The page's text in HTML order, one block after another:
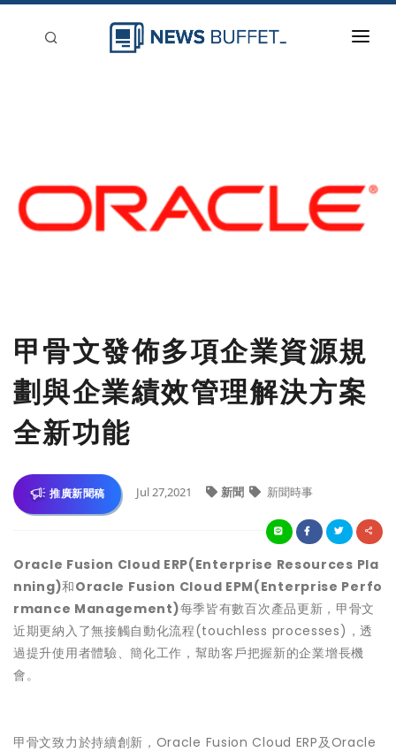
刊登
甲骨文發佈多項企業資源規
劃與企業績效管理解決方案
全新功能
推廣新聞稿 Jul 27,2021 新聞 新聞時事
Oracle Fusion Cloud ERP(Enterprise Resources Pla
nning)和Oracle Fusion Cloud EPM(Enterprise Perfo
rmance Management)每季皆有數百次產品更新，甲骨文
近期更納入了無接觸自動化流程(touchless processes)，透
過提升使用者體驗、簡化工作，幫助客戶把握新的企業增長機
會。
甲骨文致力於持續創新，Oracle Fusion Cloud ERP及Oracle